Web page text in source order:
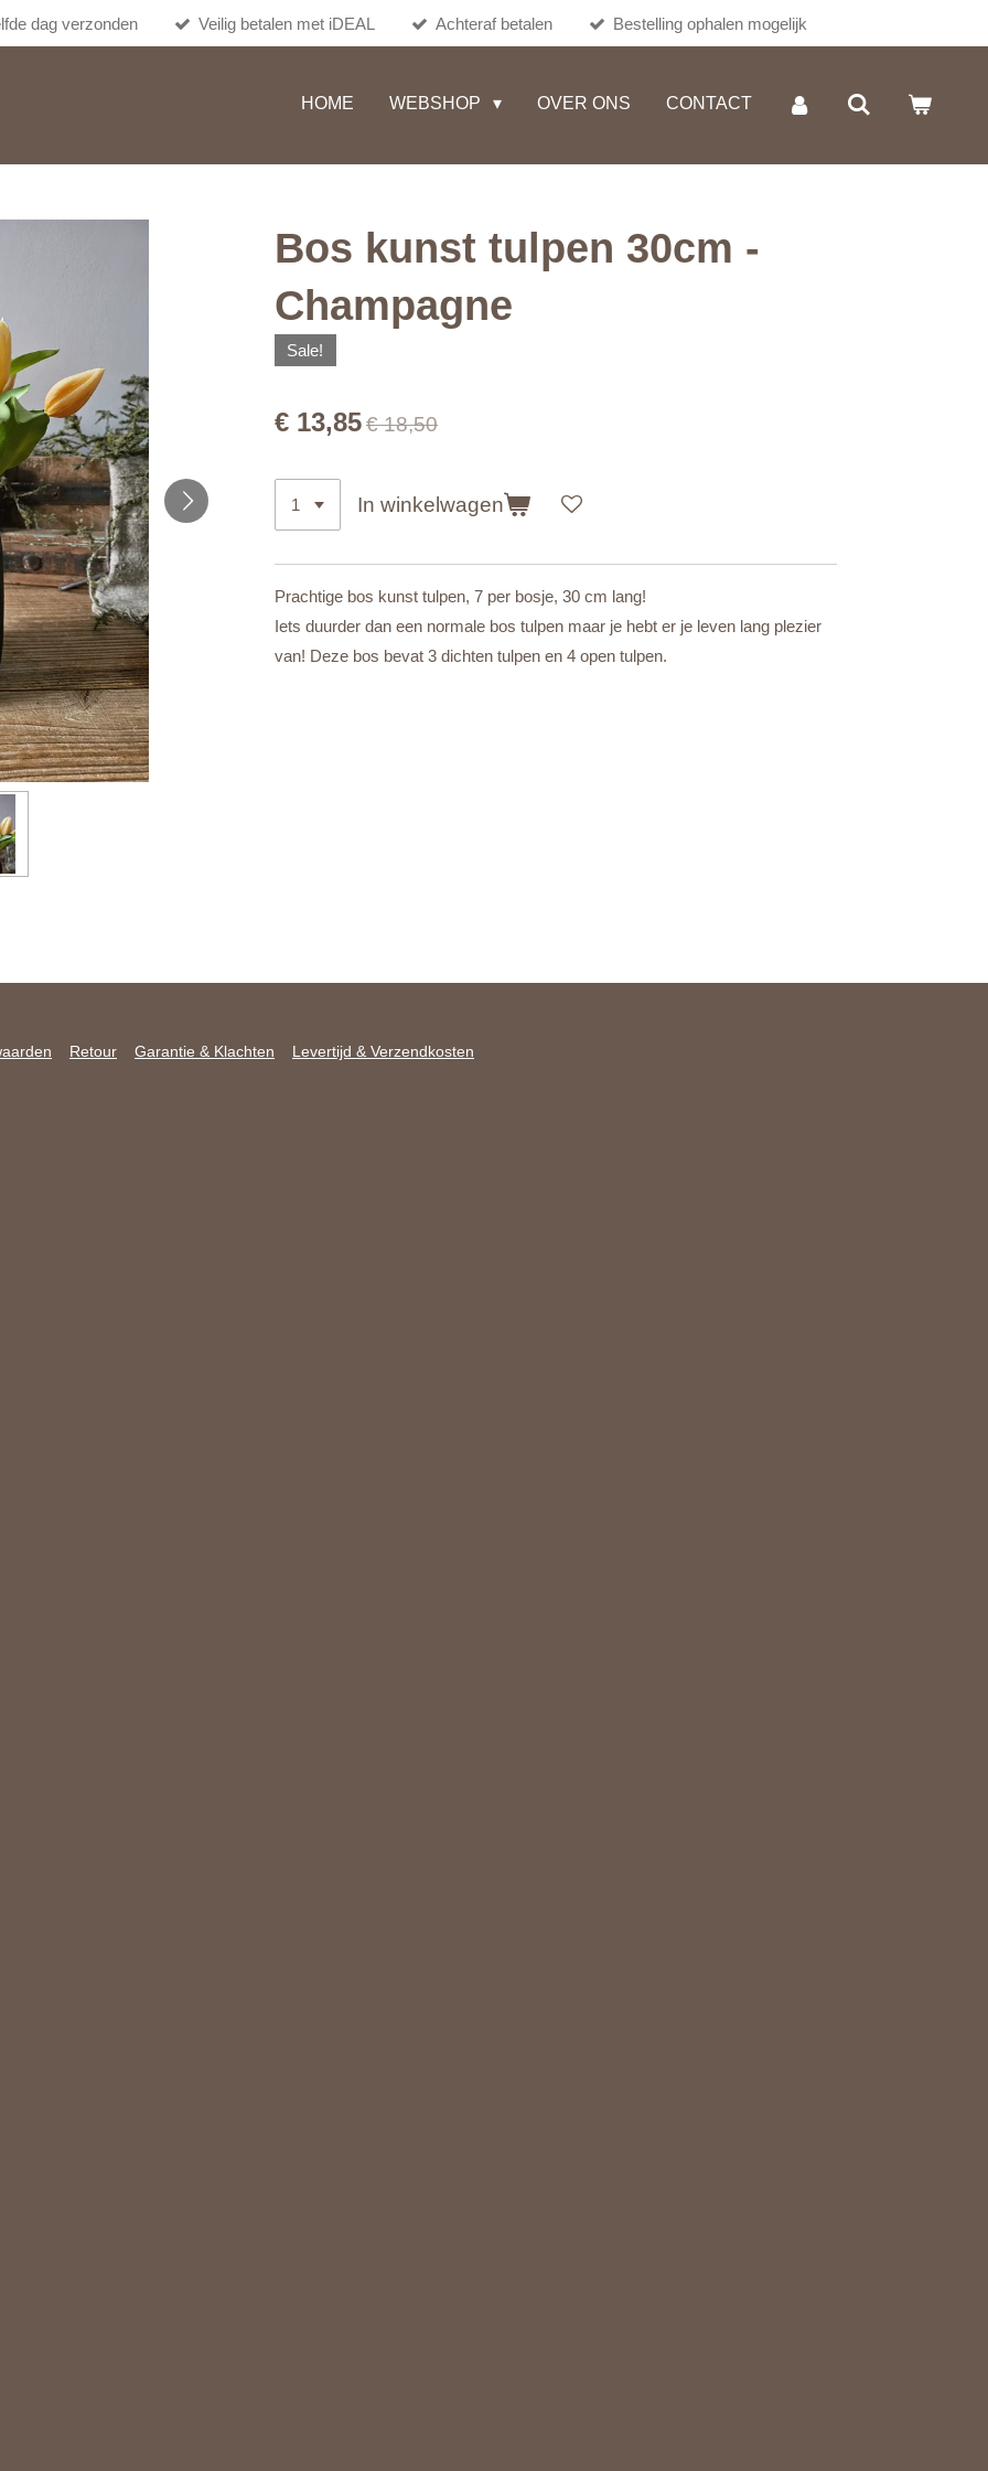
dag verzonden Veilig betalen met iDEAL Achteraf betalen Bestelling ophalen mogelijk
HOME WEBSHOP OVER ONS CONTACT
Bos kunst tulpen 30cm -
Champagne
Sale!
€ 13,85€ 18,50
In winkelwagen
Prachtige bos kunst tulpen, 7 per bosje, 30 cm lang!
Iets duurder dan een normale bos tulpen maar je hebt er je leven lang plezier
van! Deze bos bevat 3 dichten tulpen en 4 open tulpen.
Retour Garantie & Klachten Levertijd & Verzendkosten